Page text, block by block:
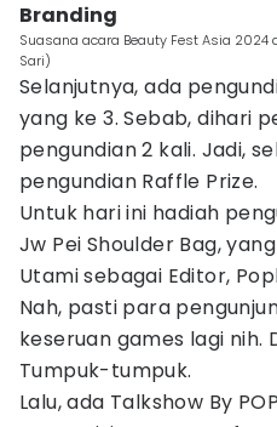
Branding
Suasana acara Beauty Fest Asia 2024
Sari)
Selanjutnya, ada
yang ke 3. Sebab, dihari
pengundian 2 kali. Jadi,
pengundian Raffle Prize.
Untuk hari ini hadiah
Jw Pei Shoulder Bag,
Utami sebagai Editor,
Nah, pasti para
keseruan games lagi nih.
Tumpuk-tumpuk.
Lalu, ada Talkshow By